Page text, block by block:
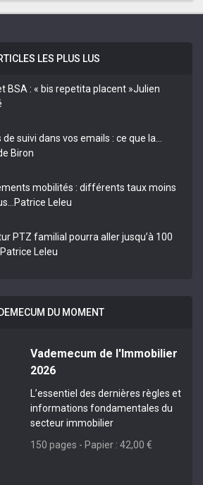
LES PLUS LUS
BSA : « bis repetita placent »Julien
de suivi dans vos emails : ce que la…
Biron
mobilités : différents taux moins
Patrice Leleu
PTZ familial pourra aller jusqu’à 100
Patrice Leleu
DU MOMENT
Vademecum de l'Immobilier
2026
L’essentiel des dernières règles et
informations fondamentales du
secteur immobilier
150 pages - Papier : 42,00 €